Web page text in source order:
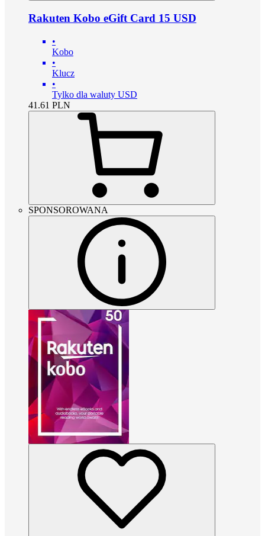
Rakuten Kobo eGift Card 15 USD
•
Kobo
•
Klucz
•
Tylko dla waluty USD
41.61 PLN
SPONSOROWANA